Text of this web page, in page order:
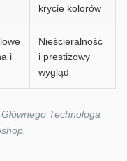
krycie kolorów
i
Nieścieralność
i prestiżowy
wygląd
Technologa